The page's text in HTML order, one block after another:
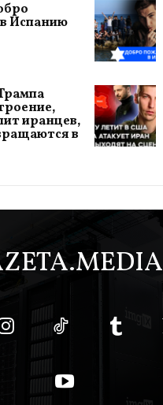
Испанию
иранцев,
в